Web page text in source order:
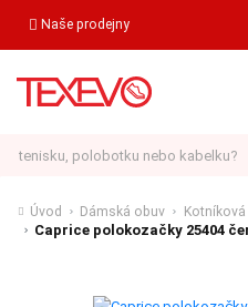
Naše prodejny
Úvod Dámská obuv
Caprice polokozačky 25404